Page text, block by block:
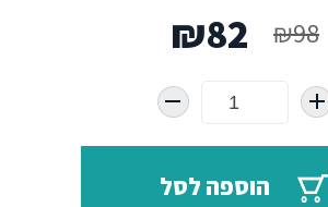
₪98
המחיר
המקורי
היה:
₪98.
₪82
הנוכחי
הוא:
₪82.הוספה לסל